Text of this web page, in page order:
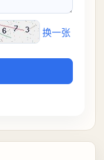
换一张